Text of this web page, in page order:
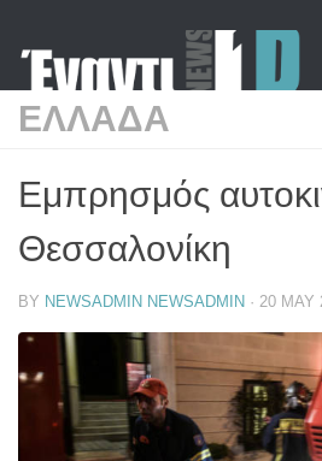
ΕΛΛΑΔΑ
Εμπρησμός
Θεσσαλονίκη
BY NEWSADMIN NEWSADMIN · 20 MAY